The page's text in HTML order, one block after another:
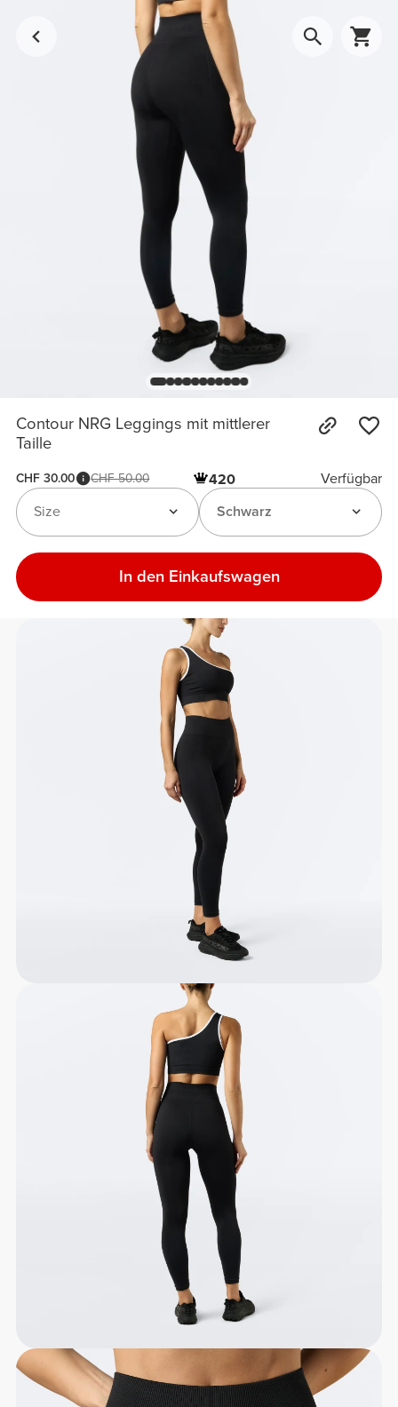
Contour NRG Leggings mit mittlerer
Taille
CHF 30.00 CHF 50.00 420
Verfügbar
Schwarz
Size
In den Einkaufswagen